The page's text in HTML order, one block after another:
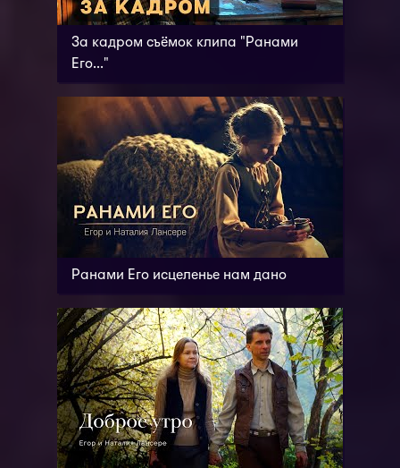
За кадром съёмок клипа "Ранами
Его..."
Ранами Его исцеленье нам дано